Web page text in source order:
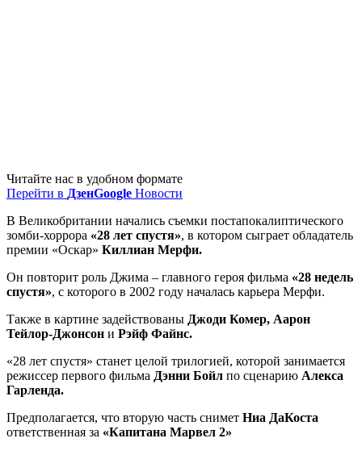
Читайте нас в удобном формате
Перейти в ДзенGoogle Новости
В Великобритании начались съемки постапокалиптического
зомби-хоррора «28 лет спустя», в котором сыграет обладатель
премии «Оскар» Киллиан Мерфи.
Он повторит роль Джима – главного героя фильма «28 недель
спустя», с которого в 2002 году началась карьера Мерфи.
Также в картине задействованы Джоди Комер, Аарон
Тейлор-Джонсон и Рэйф Файнс.
«28 лет спустя» станет целой трилогией, которой занимается
режиссер первого фильма Дэнни Бойл по сценарию Алекса
Гарленда.
Предполагается, что вторую часть снимет Ниа ДаКоста
ответственная за «Капитана Марвел 2»